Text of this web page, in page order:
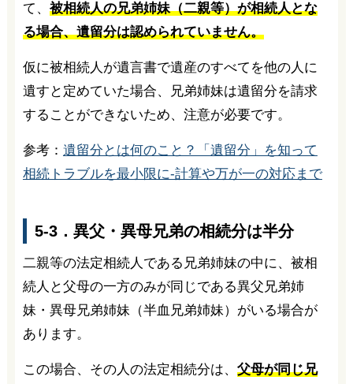
て、 被相続人の兄弟姉妹（二親等）が相続人とな
る場合、遺留分は認められていません。
仮に被相続人が遺言書で遺産のすべてを他の人に
遺すと定めていた場合、兄弟姉妹は遺留分を請求
することができないため、注意が必要です。
参考： 遺留分とは何のこと？「遺留分」を知って
相続トラブルを最小限に-計算や万が一の対応まで
5-3．異父・異母兄弟の相続分は半分
二親等の法定相続人である兄弟姉妹の中に、被相
続人と父母の一方のみが同じである異父兄弟姉
妹・異母兄弟姉妹（半血兄弟姉妹）がいる場合が
あります。
この場合、その人の法定相続分は、 父母が同じ兄